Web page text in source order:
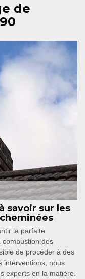
de
savoir sur les
la parfaite
combustion des
de procéder à des
interventions, nous
experts en la matière.